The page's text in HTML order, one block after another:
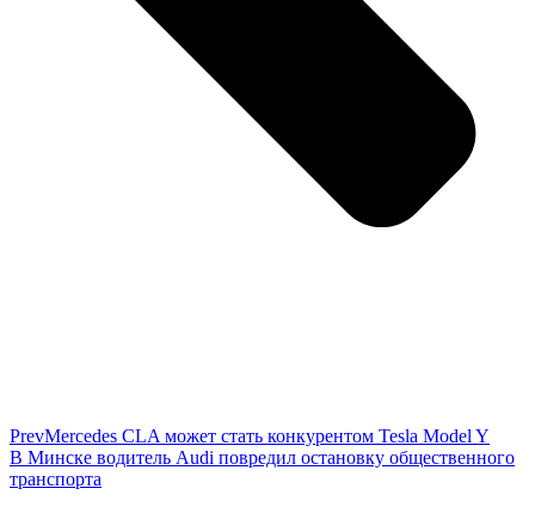
PrevMercedes CLA может стать конкурентом Tesla Model Y
В Минске водитель Audi повредил остановку общественного
транспорта